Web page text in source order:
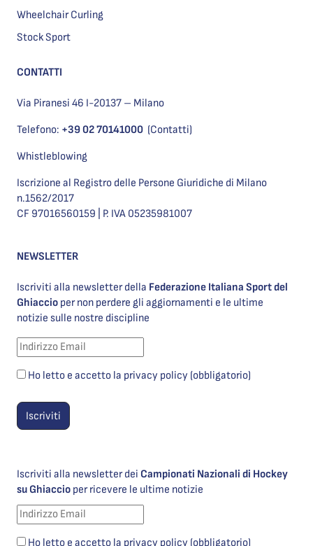
Wheelchair Curling
Stock Sport
CONTATTI
Via Piranesi 46 I-20137 – Milano
Telefono: +39 02 70141000 (Contatti)
Whistleblowing
Iscrizione al Registro delle Persone Giuridiche di Milano
n.1562/2017
CF 97016560159 | P. IVA 05235981007
NEWSLETTER
Iscriviti alla newsletter della Federazione Italiana Sport del
Ghiaccio per non perdere gli aggiornamenti e le ultime
notizie sulle nostre discipline
Ho letto e accetto la privacy policy (obbligatorio)
Iscriviti alla newsletter dei Campionati Nazionali di Hockey
su Ghiaccio per ricevere le ultime notizie
Ho letto e accetto la privacy policy (obbligatorio)